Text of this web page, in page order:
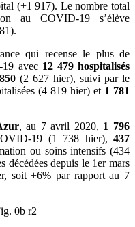
(+1 917). Le nombre total
au COVID-19 s’élève
qui recense le plus de
19 avec 12 479 hospitalisés
(2 627 hier), suivi par le
(4 819 hier) et 1 781
, au 7 avril 2020, 1 796
19 (1 738 hier), 437
ou soins intensifs (434
décédées depuis le 1er mars
soit +6% par rapport au 7